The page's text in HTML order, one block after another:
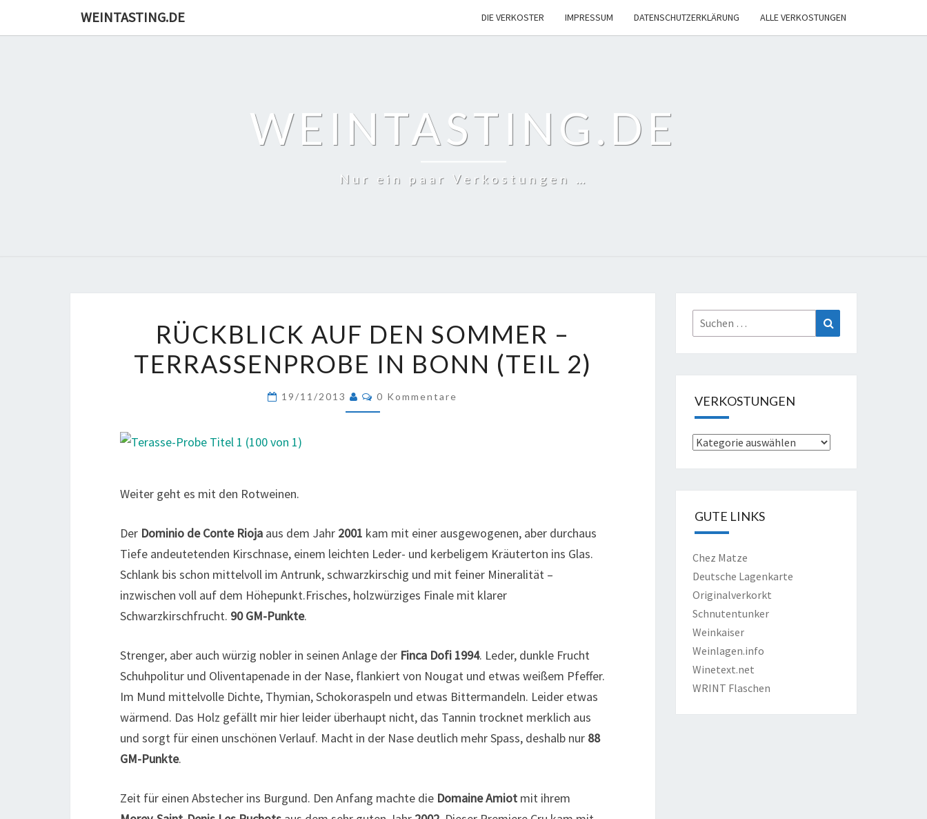
WEINTASTING.DE DIE VERKOSTER IMPRESSUM DATENSCHUTZERKLÄRUNG ALLE VERKOSTUNGEN
WEINTASTING.DE
Nur ein paar Verkostungen …
AUF
DEN
SOMMER
–
RÜCKBLICK AUF DEN SOMMER –
TERRASSENPROBE IN BONN (TEIL 2)
19/11/2013 Kommentare
0 Kommentare
Weiter geht es mit den Rotweinen.
Der Dominio de Conte Rioja aus dem Jahr 2001 kam mit einer ausgewogenen, aber durchaus
Tiefe andeutetenden Kirschnase, einem leichten Leder- und kerbeligem Kräuterton ins Glas.
Schlank bis schon mittelvoll im Antrunk, schwarzkirschig und mit feiner Mineralität –
inzwischen voll auf dem Höhepunkt.Frisches, holzwürziges Finale mit klarer
Schwarzkirschfrucht. 90 GM-Punkte.
Strenger, aber auch würzig nobler in seinen Anlage der Finca Dofi 1994. Leder, dunkle Frucht
Schuhpolitur und Oliventapenade in der Nase, flankiert von Nougat und etwas weißem Pfeffer.
Im Mund mittelvolle Dichte, Thymian, Schokoraspeln und etwas Bittermandeln. Leider etwas
wärmend. Das Holz gefällt mir hier leider überhaupt nicht, das Tannin trocknet merklich aus
und sorgt für einen unschönen Verlauf. Macht in der Nase deutlich mehr Spass, deshalb nur 88
GM-Punkte.
Zeit für einen Abstecher ins Burgund. Den Anfang machte die Domaine Amiot mit ihrem
Suche
nach:
VERKOSTUNGEN
Verkostungen
GUTE LINKS
Chez Matze
Deutsche Lagenkarte
Originalverkorkt
Schnutentunker
Weinkaiser
Weinlagen.info
Winetext.net
WRINT Flaschen